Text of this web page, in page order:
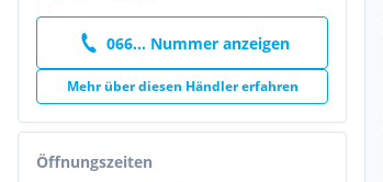
066... Nummer anzeigen
Mehr über diesen Händler erfahren
Öffnungszeiten